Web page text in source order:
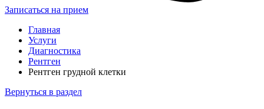
Записаться на прием
Главная
Услуги
Диагностика
Рентген
Рентген грудной клетки
Вернуться в раздел